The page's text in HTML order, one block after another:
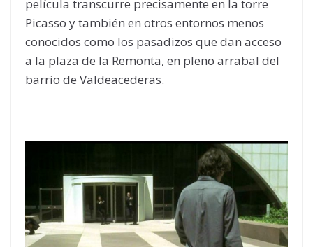
película transcurre precisamente en la torre
Picasso y también en otros entornos menos
conocidos como los pasadizos que dan acceso
a la plaza de la Remonta, en pleno arrabal del
barrio de Valdeacederas.